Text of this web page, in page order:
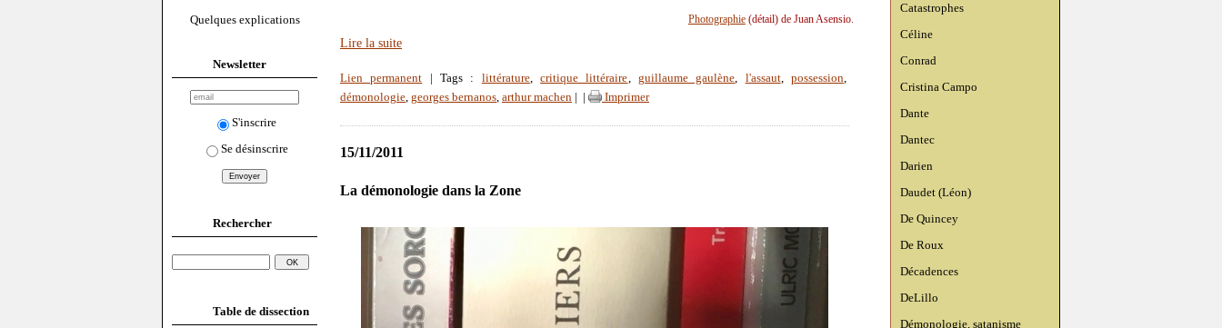
Quelques explications
Newsletter
S'inscrire
Se désinscrire
Rechercher
Table de dissection
Catastrophes
Céline
Conrad
Cristina Campo
Dante
Dantec
Darien
Daudet (Léon)
De Quincey
De Roux
Décadences
DeLillo
Démonologie, satanisme
Photographie(détail) de Juan Asensio.
Lire la suite
Lien permanent | Tags : littérature,critique littéraire, guillaume gaulène, l'assaut, possession,
démonologie, georges bernanos, arthur machen Imprimer
15/11/2011
La démonologie dans la Zone